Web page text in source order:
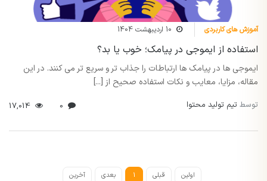
آموزش های کاربردی 10 اردیبهشت 1404
استفاده از ایموجی در پیامک؛ خوب یا بد؟
ایموجی ها در پیامک ها ارتباطات را جذاب تر و سریع تر می کنند. در این
مقاله، مزایا، معایب و نکات استفاده صحیح از [...]
توسط تیم تولید محتوا
اولین قبلی 1 بعدی آخرین